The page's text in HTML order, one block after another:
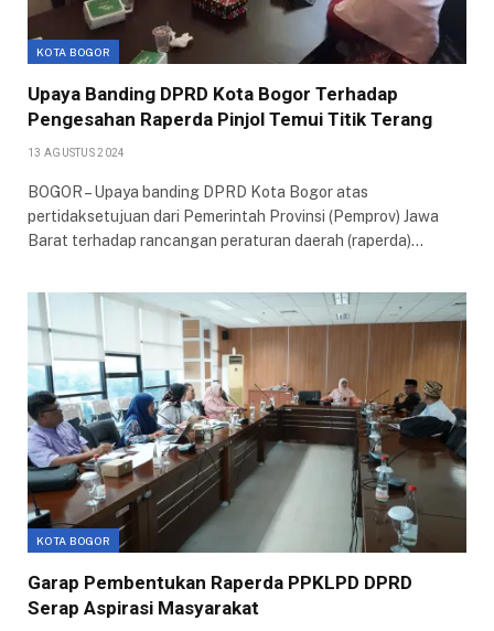
KOTA BOGOR
Upaya Banding DPRD Kota Bogor Terhadap
Pengesahan Raperda Pinjol Temui Titik Terang
13 AGUSTUS 2024
BOGOR – Upaya banding DPRD Kota Bogor atas
pertidaksetujuan dari Pemerintah Provinsi (Pemprov) Jawa
Barat terhadap rancangan peraturan daerah (raperda)…
KOTA BOGOR
Garap Pembentukan Raperda PPKLPD DPRD
Serap Aspirasi Masyarakat